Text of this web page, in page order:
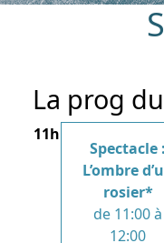
La prog
11h
Spectacle :
L’ombre
rosier*
de 11:00 à
12:00